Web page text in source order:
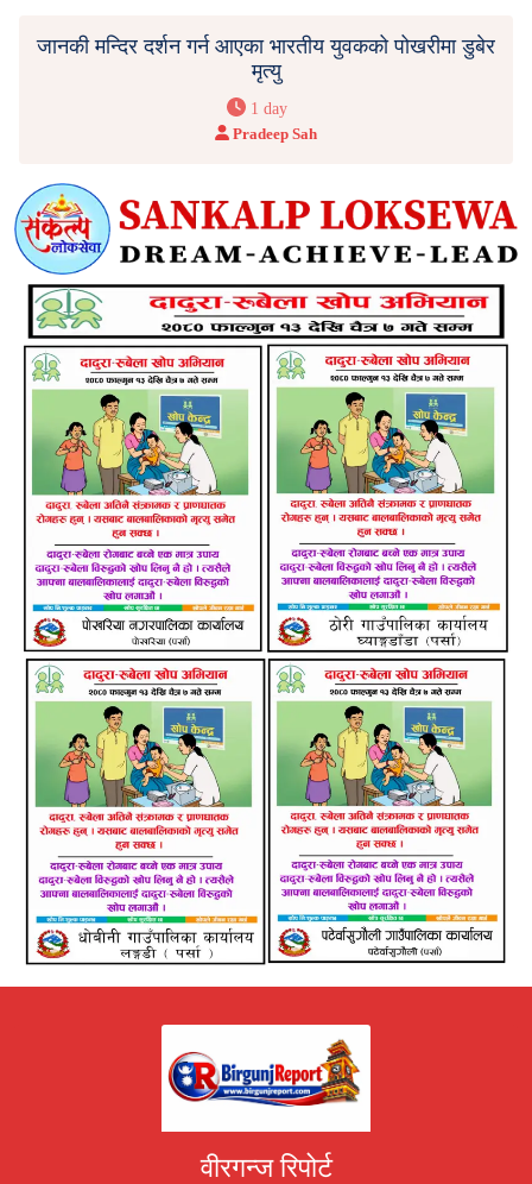
जानकी मन्दिर दर्शन गर्न आएका भारतीय युवकको पोखरीमा डुबेर
मृत्यु
1 day
Pradeep Sah
वीरगन्ज रिपोर्ट